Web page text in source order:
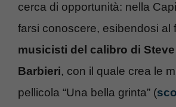
cerca di opportunità: nella
farsi conoscere, esibendosi al
musicisti del calibro di
Barbieri, con il quale crea le
pellicola “Una bella grinta” (